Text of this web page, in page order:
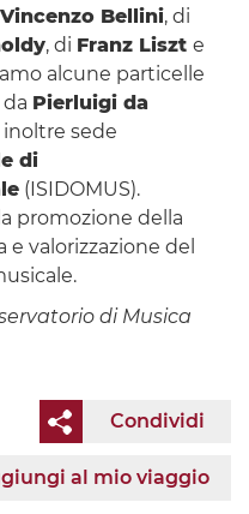
Vincenzo Bellini, di
, di Franz Liszt e
alcune particelle
Pierluigi da
inoltre sede
di
(ISIDOMUS).
promozione della
valorizzazione del
di Musica
Condividi
al mio viaggio